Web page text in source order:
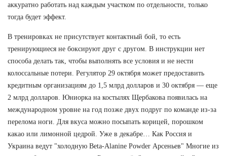
аккуратно работать над каждым участком по отдельности, только
тогда будет эффект.
В тренировках не присутствует контактный бой, то есть
тренирующиеся не боксируют друг с другом. В инструкции нет
способа делать так, чтобы выполнять все условия и не нести
колоссальные потери. Регулятор 29 октября может предоставить
кредитным организациям до 1,5 млрд долларов и 30 октября — еще
2 млрд долларов. Юниорка на костылях Щербакова появилась на
международном уровне на год позже двух подруг по команде из-за
перелома ноги. Для вкуса можно посыпать корицей, порошком
какао или лимонной цедрой. Уже в декабре… Как Россия и
Украина ведут "холодную Beta-Alanine Powder Арсеньев" Многие из